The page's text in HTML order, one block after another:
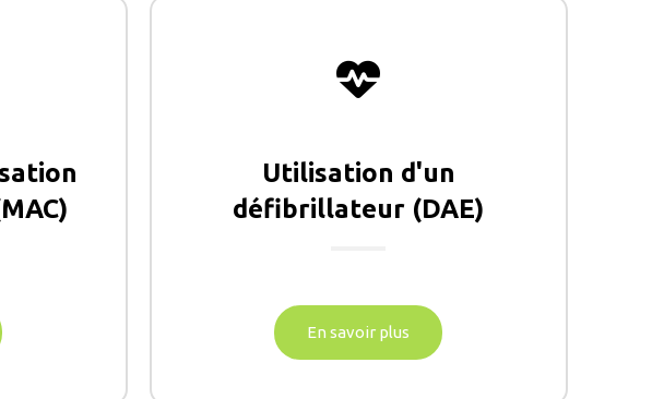
Utilisation d'un
défibrillateur (DAE)
En savoir plus